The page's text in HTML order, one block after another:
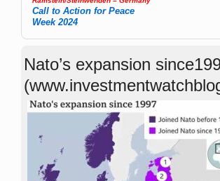
Call to Action for Peace
Week 2024
Nato’s expansion